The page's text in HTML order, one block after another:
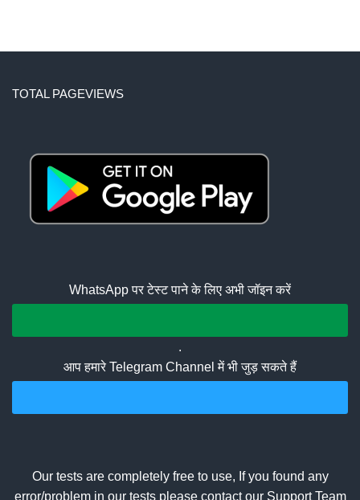
TOTAL PAGEVIEWS
WhatsApp पर टेस्ट पाने के लिए अभी जॉइन करें
.
आप हमारे Telegram Channel में भी जुड़ सकते हैं
Our tests are completely free to use, If you found any
error/problem in our tests please contact our Support Team